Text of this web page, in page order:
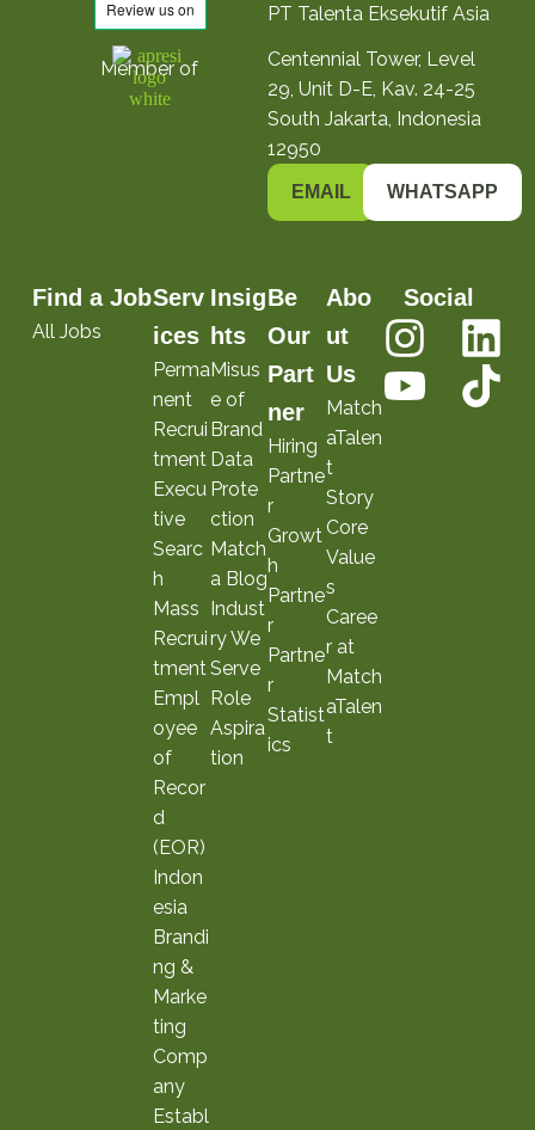
PT Talenta Eksekutif Asia
Centennial Tower, Level
29, Unit D-E, Kav. 24-25
South Jakarta, Indonesia
12950
EMAIL WHATSAPP
Member of
Find a Job
All Jobs
Serv
ices
Perma
nent
Recrui
tment
Execu
tive
Searc
h
Mass
Recrui
tment
Empl
oyee
of
Recor
d
(EOR)
Indon
esia
Brandi
ng &
Marke
ting
Comp
any
Establ
Insig
hts
Misus
e of
Brand
Data
Prote
ction
Match
a Blog
Indust
ry We
Serve
Role
Aspira
tion
Be
Our
Part
ner
Hiring
Partne
r
Growt
h
Partne
r
Partne
r
Statist
ics
Abo
ut
Us
Match
aTalen
t
Story
Core
Value
s
Caree
r at
Match
aTalen
t
Social